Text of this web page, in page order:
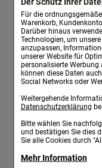
Für die
Warenkorb,
Darüber hinaus
Technologien, um
anzupassen,
unserer Website für
personalisierte Werbung
können diese Daten
Social Networks oder
Weitergehende
Datenschutzerklärung
Bitte wählen Sie
und bestätigen Sie dies
Sie alle Cookies durch
Mehr Information
Hinweise für die
Nehmen Sie nicht
vorherige Einnahme
Fragen zur
Ihren Arzt oder
Nebenwirkungen:
Keine bekannt.
homöopathischen
vorhandenen
Arzneimittel